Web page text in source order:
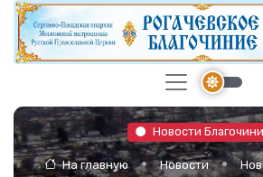
Новости
На главную Новости